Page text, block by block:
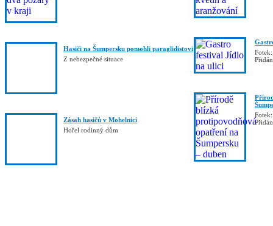
Hasiči na Šumpersku pomohli paraglidistovi
Z nebezpečné situace
Zásah hasičů v Mohelnici
Hořel rodinný dům